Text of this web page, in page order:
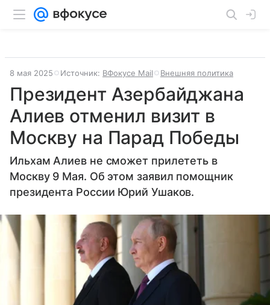
8 мая 2025 Источник: ВФокусе Mail Внешняя политика
Президент Азербайджана
Алиев отменил визит в
Москву на Парад Победы
Ильхам Алиев не сможет прилететь в
Москву 9 Мая. Об этом заявил помощник
президента России Юрий Ушаков.